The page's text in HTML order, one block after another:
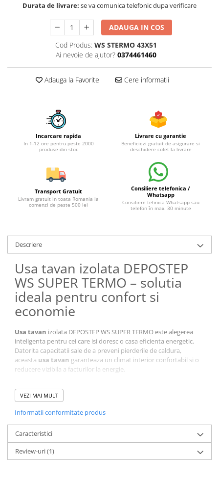
Durata de livrare: se va comunica telefonic dupa verificare
ADAUGA IN COS
Cod Produs: WS STERMO 43X51
Ai nevoie de ajutor? 0374461460
Adauga la Favorite Cere informatii
Incarcare rapida
In 1-12 ore pentru peste 2000
produse din stoc
Livrare cu garantie
Beneficiezi gratuit de asigurare si
deschidere colet la livrare
Transport Gratuit
Livram gratuit in toata Romania la
comenzi de peste 500 lei
Consiliere telefonica /
Whatsapp
Consiliere tehnica Whatsapp sau
telefon în max. 30 minute
Descriere
Usa tavan izolata DEPOSTEP
WS SUPER TERMO – solutia
ideala pentru confort si
economie
Usa tavan izolata DEPOSTEP WS SUPER TERMO este alegerea
inteligenta pentru cei care isi doresc o casa eficienta energetic.
Datorita capacitatii sale de a preveni pierderile de caldura,
aceasta usa tavan garanteaza un climat interior confortabil si o
reducere vizibila a facturilor la energie.
VEZI MAI MULT
Informatii conformitate produs
Caracteristici
Review-uri(1)